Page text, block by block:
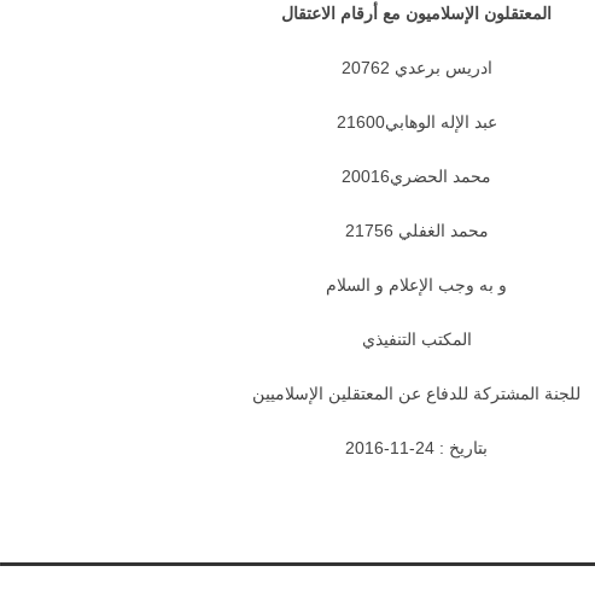
المعتقلون الإسلاميون مع أرقام الاعتقال
ادريس برعدي 20762
عبد الإله الوهابي21600
محمد الحضري20016
محمد الغفلي 21756
و به وجب الإعلام و السلام
المكتب التنفيذي
للجنة المشتركة للدفاع عن المعتقلين الإسلاميين
بتاريخ : 24-11-2016